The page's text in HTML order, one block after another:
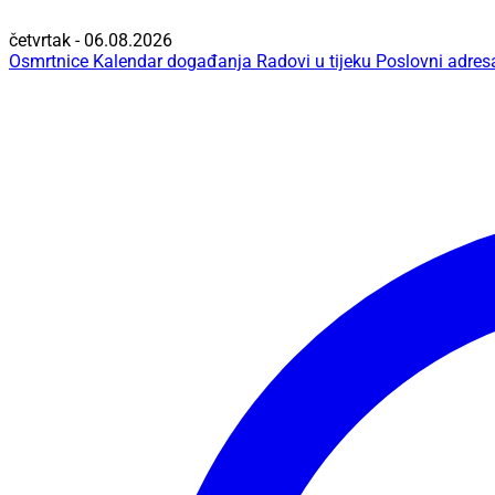
četvrtak - 06.08.2026
Osmrtnice Kalendar događanja Radovi u tijeku Poslovni